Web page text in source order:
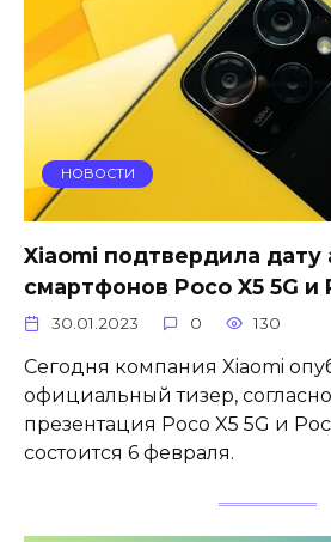
НОВОСТИ
Xiaomi подтвердила дату
смартфонов Poco X5 5G и
30.01.2023 0 130
Сегодня компания Xiaomi
официальный тизер,
презентация Poco X5 5G и
состоится 6 февраля.